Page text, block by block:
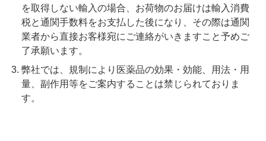
を取得しない輸入の場合、お荷物のお届けは輸入消費
税と通関手数料をお支払した後になり、その際は通関
業者から直接お客様宛にご連絡がいきますこと予めご
了承願います。
弊社では、規制により医薬品の効果・効能、用法・用
量、副作用等をご案内することは禁じられておりま
す。